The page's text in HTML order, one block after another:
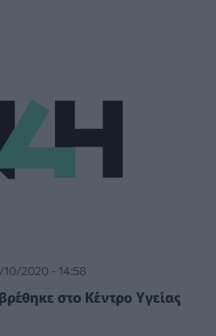
10/2020 - 14:58
στο Κέντρο Υγείας